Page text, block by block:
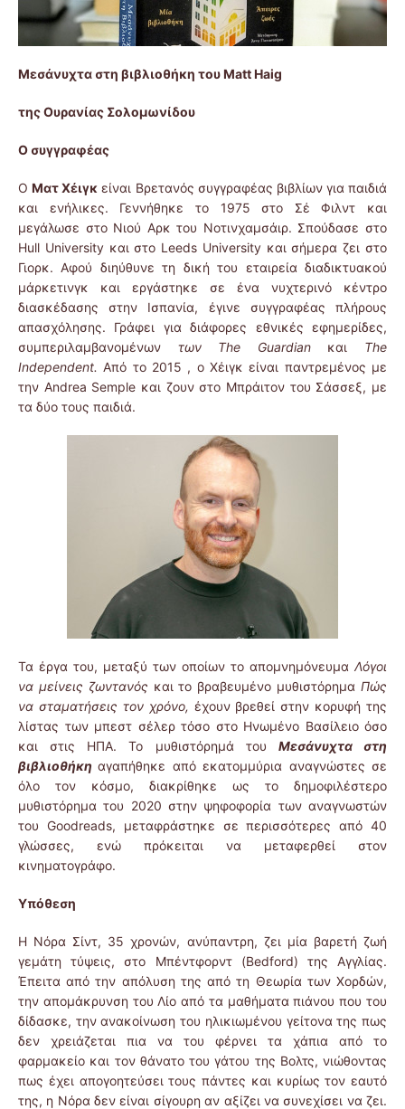
Μεσάνυχτα στη βιβλιοθήκη του Matt Haig
της Ουρανίας Σολομωνίδου
Ο συγγραφέας
ΟΜατ Χέιγκ είναι Βρετανός συγγραφέας βιβλίων για παιδιά
και ενήλικες. Γεννήθηκε το 1975 στο Σέ Φιλντ και
μεγάλωσε στο Νιού Αρκ του Νοτινχαμσάιρ. Σπούδασε στο
Hull University και στο Leeds University και σήμερα ζει στο
Γιορκ. Αφού διηύθυνε τη δική του εταιρεία διαδικτυακού
μάρκετινγκ και εργάστηκε σε ένα νυχτερινό κέντρο
διασκέδασης στην Ισπανία, έγινε συγγραφέας πλήρους
απασχόλησης. Γράφει για διάφορες εθνικές εφημερίδες,
συμπεριλαμβανομένων των The Guardianκαι The
Independent. Από το 2015 , ο Xέιγκ είναι παντρεμένος με
την Andrea Semple και ζουν στο Μπράιτον του Σάσσεξ, με
τα δύο τους παιδιά.
Τα έργα του, μεταξύ των οποίων το απομνημόνευμα Λόγοι
να μείνεις ζωντανός και το βραβευμένο μυθιστόρημαΠώς
να σταματήσεις τον χρόνο, έχουν βρεθεί στην κορυφή της
λίστας των μπεστ σέλερ τόσο στο Ηνωμένο Βασίλειο όσο
και στις ΗΠΑ. Το μυθιστόρημά του Μεσάνυχτα στη
βιβλιοθήκηαγαπήθηκε από εκατομμύρια αναγνώστες σε
όλο τον κόσμο, διακρίθηκε ως το δημοφιλέστερο
μυθιστόρημα του 2020 στην ψηφοφορία των αναγνωστών
του Goodreads, μεταφράστηκε σε περισσότερες από 40
γλώσσες, ενώ πρόκειται να μεταφερθεί στον
κινηματογράφο.
Υπόθεση
Η Νόρα Σίντ, 35 χρονών, ανύπαντρη, ζει μία βαρετή ζωή
γεμάτη τύψεις, στο Μπέντφορντ (Bedford) της Αγγλίας.
Έπειτα από την απόλυση της από τη Θεωρία των Χορδών,
την απομάκρυνση του Λίο από τα μαθήματα πιάνου που του
δίδασκε, την ανακοίνωση του ηλικιωμένου γείτονα της πως
δεν χρειάζεται πια να του φέρνει τα χάπια από το
φαρμακείο και τον θάνατο του γάτου της Βολτς, νιώθοντας
πως έχει απογοητεύσει τους πάντες και κυρίως τον εαυτό
της, η Νόρα δεν είναι σίγουρη αν αξίζει να συνεχίσει να ζει.